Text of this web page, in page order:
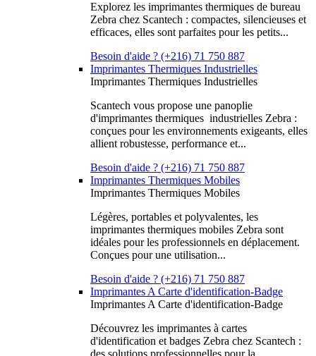
Explorez les imprimantes thermiques de bureau
Zebra chez Scantech : compactes, silencieuses et
efficaces, elles sont parfaites pour les petits...
Besoin d'aide ? (+216) 71 750 887
Imprimantes Thermiques Industrielles
Imprimantes Thermiques Industrielles
Scantech vous propose une panoplie
d'imprimantes thermiques industrielles Zebra :
conçues pour les environnements exigeants, elles
allient robustesse, performance et...
Besoin d'aide ? (+216) 71 750 887
Imprimantes Thermiques Mobiles
Imprimantes Thermiques Mobiles
Légères, portables et polyvalentes, les
imprimantes thermiques mobiles Zebra sont
idéales pour les professionnels en déplacement.
Conçues pour une utilisation...
Besoin d'aide ? (+216) 71 750 887
Imprimantes A Carte d'identification-Badge
Imprimantes A Carte d'identification-Badge
Découvrez les imprimantes à cartes
d'identification et badges Zebra chez Scantech :
des solutions professionnelles pour la